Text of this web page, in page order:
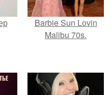
Barbie Sun Lovin
Malibu 70s.